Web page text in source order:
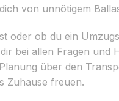
von unnötigem
oder ob du ein
bei allen Fragen und
über den
Zuhause freuen.